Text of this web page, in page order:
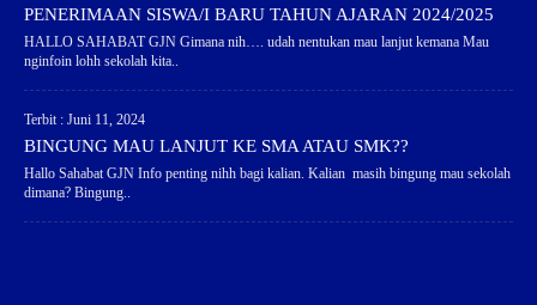
PENERIMAAN SISWA/I BARU TAHUN AJARAN 2024/2025
HALLO SAHABAT GJN Gimana nih…. udah nentukan mau lanjut kemana Mau
nginfoin lohh sekolah kita..
Terbit : Juni 11, 2024
BINGUNG MAU LANJUT KE SMA ATAU SMK??
Hallo Sahabat GJN Info penting nihh bagi kalian. Kalian masih bingung mau sekolah
dimana? Bingung..